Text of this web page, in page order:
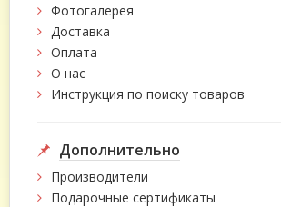
Фотогалерея
Доставка
Оплата
О нас
Инструкция по поиску товаров
Дополнительно
Производители
Подарочные сертификаты